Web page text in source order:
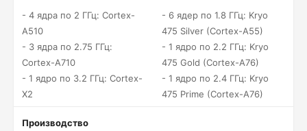
- 4 ядра по 2 ГГц: Cortex-
A510
- 3 ядра по 2.75 ГГц:
Cortex-A710
- 1 ядро по 3.2 ГГц: Cortex-
X2
- 6 ядер по 1.8 ГГц: Kryo
475 Silver (Cortex-A55)
- 1 ядро по 2.2 ГГц: Kryo
475 Gold (Cortex-A76)
- 1 ядро по 2.4 ГГц: Kryo
475 Prime (Cortex-A76)
Производство